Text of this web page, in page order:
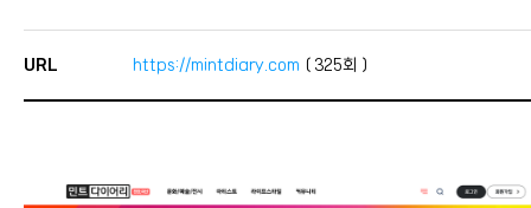
URL https://mintdiary.com ( 325회 )